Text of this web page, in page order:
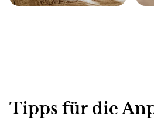
Tipps für die